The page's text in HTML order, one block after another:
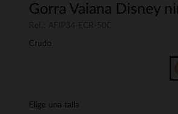
Gorra Vaiana Disney
Crudo
Elige una talla